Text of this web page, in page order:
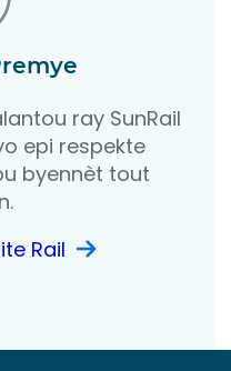
ray SunRail
epi respekte
byennèt tout
Rail